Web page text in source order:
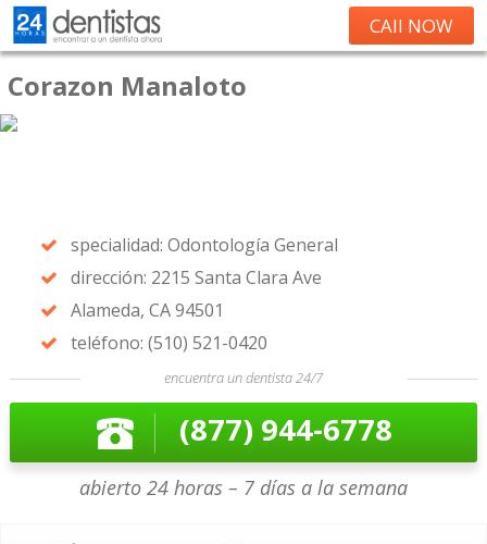
CAll NOW
Corazon Manaloto
specialidad: Odontología General
dirección: 2215 Santa Clara Ave
Alameda, CA 94501
teléfono: (510) 521-0420
encuentra un dentista 24/7
(877) 944-6778
abierto 24 horas – 7 días a la semana